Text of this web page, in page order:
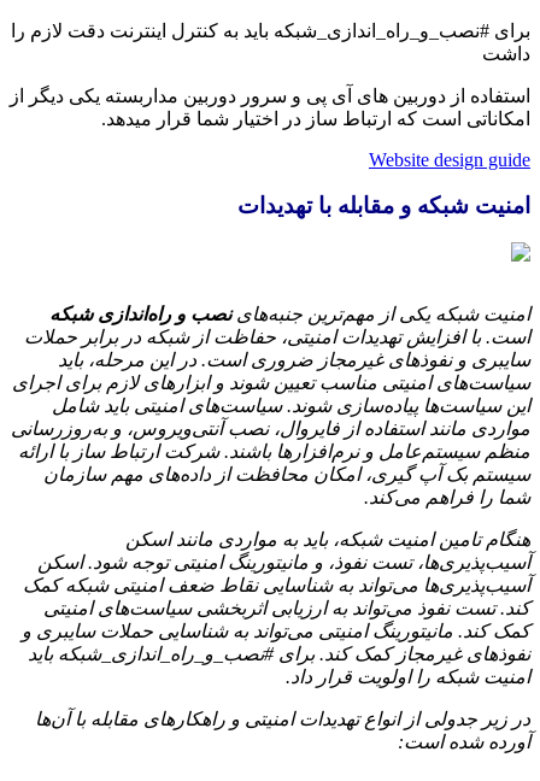
برای #نصب_و_راه_اندازی_شبکه باید به کنترل اینترنت دقت لازم را
داشت
استفاده از دوربین های آی پی و سرور دوربین مداربسته یکی دیگر از
امکاناتی است که ارتباط ساز در اختیار شما قرار میدهد.
Website design guide
امنیت شبکه و مقابله با تهدیدات
امنیت شبکه یکی از مهم‌ترین جنبه‌هاینصب و راه‌اندازی شبکه
است. با افزایش تهدیدات امنیتی، حفاظت از شبکه در برابر حملات
سایبری و نفوذهای غیرمجاز ضروری است. در این مرحله، باید
سیاست‌های امنیتی مناسب تعیین شوند و ابزارهای لازم برای اجرای
این سیاست‌ها پیاده‌سازی شوند. سیاست‌های امنیتی باید شامل
مواردی مانند استفاده از فایروال، نصب آنتی‌ویروس، و به‌روزرسانی
منظم سیستم‌عامل و نرم‌افزارها باشند. شرکت ارتباط ساز با ارائه
سیستم بک آپ گیری، امکان محافظت از داده‌های مهم سازمان
شما را فراهم می‌کند.
هنگام تامین امنیت شبکه، باید به مواردی مانند اسکن
آسیب‌پذیری‌ها، تست نفوذ، و مانیتورینگ امنیتی توجه شود. اسکن
آسیب‌پذیری‌ها می‌تواند به شناسایی نقاط ضعف امنیتی شبکه کمک
کند. تست نفوذ می‌تواند به ارزیابی اثربخشی سیاست‌های امنیتی
کمک کند. مانیتورینگ امنیتی می‌تواند به شناسایی حملات سایبری و
نفوذهای غیرمجاز کمک کند. برای #نصب_و_راه_اندازی_شبکه باید
امنیت شبکه را اولویت قرار داد.
در زیر جدولی از انواع تهدیدات امنیتی و راهکارهای مقابله با آن‌ها
آورده شده است: